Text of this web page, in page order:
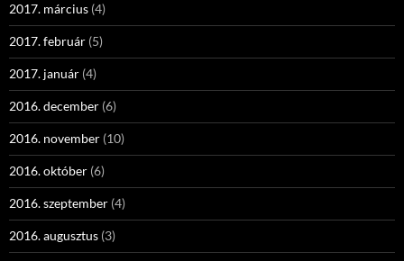
2017. március (4)
2017. február (5)
2017. január (4)
2016. december (6)
2016. november (10)
2016. október (6)
2016. szeptember (4)
2016. augusztus (3)